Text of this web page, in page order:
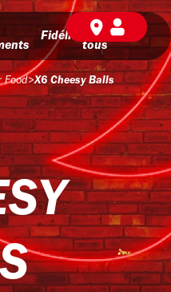
Fidélité
BD pour
tous
Food>X6 Cheesy Balls